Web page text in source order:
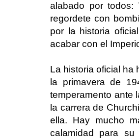
alabado por todos:
regordete con
por la historia
acabar con el
La historia oficial ha
la primavera de
temperamento ante
la carrera de
ella. Hay mucho
calamidad para